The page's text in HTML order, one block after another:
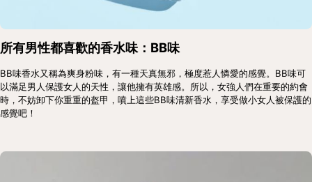
所有男性都喜歡的香水味：BB味
BB味香水又稱為爽身粉味，有一種天真無邪，極度惹人憐愛的感覺。BB味可
以滿足男人保護女人的天性，讓他擁有英雄感。所以，女強人們在重要的約會
時，不妨卸下你重重的盔甲，噴上這些BB味清新香水，享受做小女人被保護的
感覺吧！